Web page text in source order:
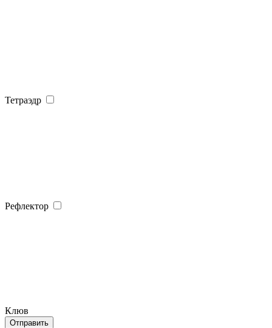
Тетраэдр
Рефлектор
Клюв
Отправить